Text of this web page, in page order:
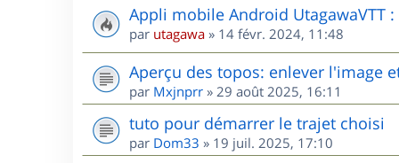
Appli mobile Android UtagawaVTT
par utagawa » 14 févr. 2024, 11:48
Aperçu des topos: enlever l'image
par Mxjnprr » 29 août 2025, 16:11
tuto pour démarrer le trajet choisi
par Dom33 » 19 juil. 2025, 17:10